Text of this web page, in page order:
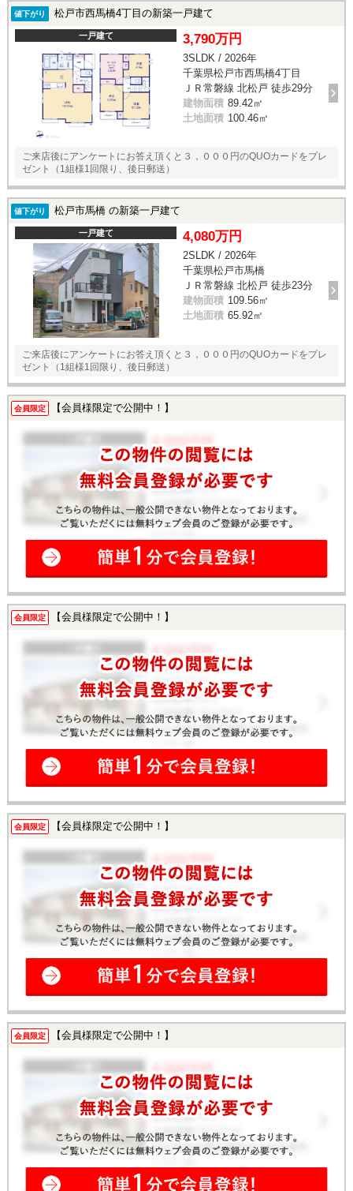
値下がり 松戸市西馬橋4丁目の新築一戸建て
一戸建て 3,790万円
3SLDK / 2026年
千葉県松戸市西馬橋4丁目
ＪＲ常磐線 北松戸 徒歩29分
建物面積 89.42㎡
土地面積 100.46㎡
ご来店後にアンケートにお答え頂くと３，０００円のQUOカードをプレ
ゼント（1組様1回限り、後日郵送）
値下がり 松戸市馬橋 の新築一戸建て
一戸建て 4,080万円
2SLDK / 2026年
千葉県松戸市馬橋
ＪＲ常磐線 北松戸 徒歩23分
建物面積 109.56㎡
土地面積 65.92㎡
ご来店後にアンケートにお答え頂くと３，０００円のQUOカードをプレ
ゼント（1組様1回限り、後日郵送）
会員限定 【会員様限定で公開中！】
会員限定 【会員様限定で公開中！】
会員限定 【会員様限定で公開中！】
会員限定 【会員様限定で公開中！】